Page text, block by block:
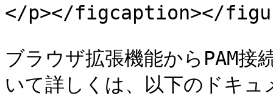
</p></figcaption></
ブラウザ拡張機能からPAM
いて詳しくは、以下のドキ